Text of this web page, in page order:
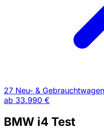
27 Neu- & Gebrauchtwagen
ab 33.990 €
BMW i4 Test